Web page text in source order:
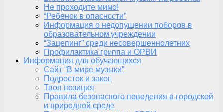
Не проходите мимо!
“Ребенок в опасности”
Информация о недопущении поборов в
образовательном учреждении
“Зацепинг” среди несовершеннолетних
Профилактика гриппа и ОРВИ
Информация для обучающихся
Сайт “В мире музыки”
Подросток и закон
Твоя позиция
Правила безопасного поведения в городской
и природной среде